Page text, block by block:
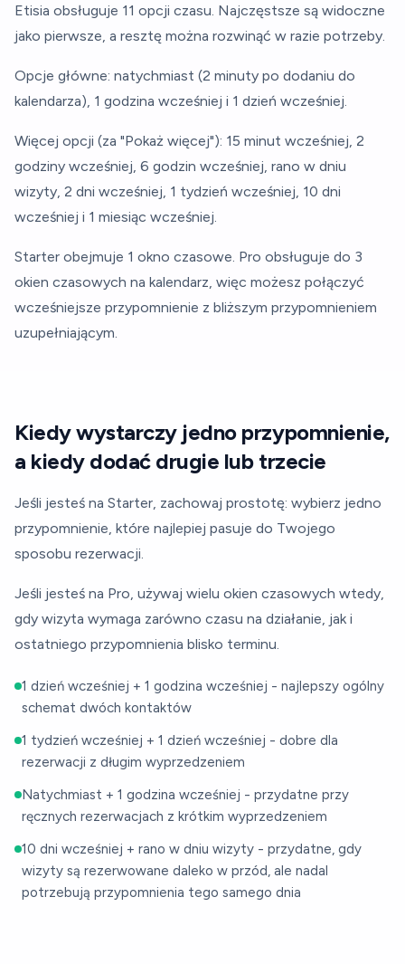
Etisia obsługuje 11 opcji czasu. Najczęstsze są widoczne
jako pierwsze, a resztę można rozwinąć w razie potrzeby.
Opcje główne: natychmiast (2 minuty po dodaniu do
kalendarza), 1 godzina wcześniej i 1 dzień wcześniej.
Więcej opcji (za "Pokaż więcej"): 15 minut wcześniej, 2
godziny wcześniej, 6 godzin wcześniej, rano w dniu
wizyty, 2 dni wcześniej, 1 tydzień wcześniej, 10 dni
wcześniej i 1 miesiąc wcześniej.
Starter obejmuje 1 okno czasowe. Pro obsługuje do 3
okien czasowych na kalendarz, więc możesz połączyć
wcześniejsze przypomnienie z bliższym przypomnieniem
uzupełniającym.
Kiedy wystarczy jedno przypomnienie,
a kiedy dodać drugie lub trzecie
Jeśli jesteś na Starter, zachowaj prostotę: wybierz jedno
przypomnienie, które najlepiej pasuje do Twojego
sposobu rezerwacji.
Jeśli jesteś na Pro, używaj wielu okien czasowych wtedy,
gdy wizyta wymaga zarówno czasu na działanie, jak i
ostatniego przypomnienia blisko terminu.
1 dzień wcześniej + 1 godzina wcześniej - najlepszy ogólny
schemat dwóch kontaktów
1 tydzień wcześniej + 1 dzień wcześniej - dobre dla
rezerwacji z długim wyprzedzeniem
Natychmiast + 1 godzina wcześniej - przydatne przy
ręcznych rezerwacjach z krótkim wyprzedzeniem
10 dni wcześniej + rano w dniu wizyty - przydatne, gdy
wizyty są rezerwowane daleko w przód, ale nadal
potrzebują przypomnienia tego samego dnia